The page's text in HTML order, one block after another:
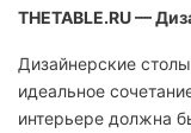
THETABLE.RU —
Дизайнерские
идеальное
интерьере должна